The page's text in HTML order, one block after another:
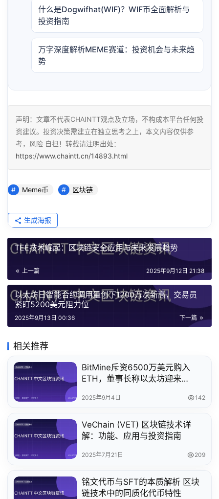
什么是Dogwifhat(WIF)？WIF币全面解析与
投资指南
万字深度解析MEME赛道：投资机会与未来趋
势
声明：文章不代表CHAINTT观点及立场，不构成本平台任何投
资建议。投资决策需建立在独立思考之上，本文内容仅供参
考，风险 自担！转载请注明出处：
https://www.chaintt.cn/14893.html
Meme币 区块链
生成海报
TEE技术崛起：区块链安全应用与未来发展趋势
上一篇 2025年9月12日 21:38
以太坊日智能合约调用量创下1200万次新高，交易员
紧盯5200美元阻力位
下一篇
2025年9月13日 00:36
相关推荐
BitMine斥资6500万美元购入
ETH，董事长称以太坊迎来
2025年9月4日 142
VeChain (VET) 区块链技术详
解：功能、应用与投资指南
2025年7月21日 209
铭文代币与SFT的本质解析 区块
链技术中的同质化代币特性